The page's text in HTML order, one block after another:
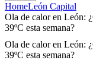
HomeLeón Capital
Ola de calor en León:
39ºC esta semana?
Ola de calor en León:
39ºC esta semana?